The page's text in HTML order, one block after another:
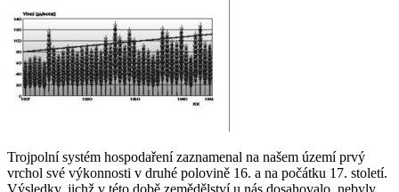
Trojpolní systém hospodaření zaznamenal na našem území prvý
vrchol své výkonnosti v druhé polovině 16. a na počátku 17. století.
Výsledky, jichž v této době zemědělství u nás dosahovalo, nebyly